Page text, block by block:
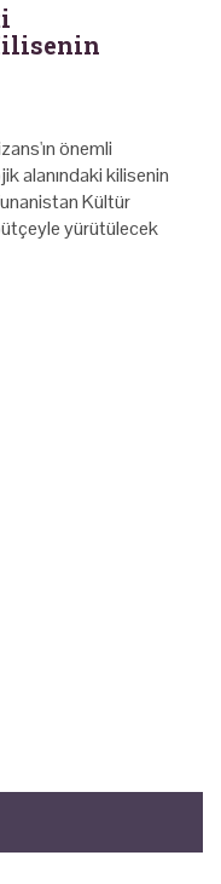
önemli
alanındaki kilisenin
Kültür
yürütülecek